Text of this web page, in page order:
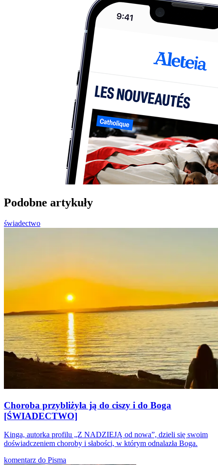
Podobne artykuły
świadectwo
Choroba przybliżyła ją do ciszy i do Boga
[ŚWIADECTWO]
Kinga, autorka profilu „Z NADZIEJĄ od nowa”, dzieli się swoim
doświadczeniem choroby i słabości, w którym odnalazła Boga.
komentarz do Pisma